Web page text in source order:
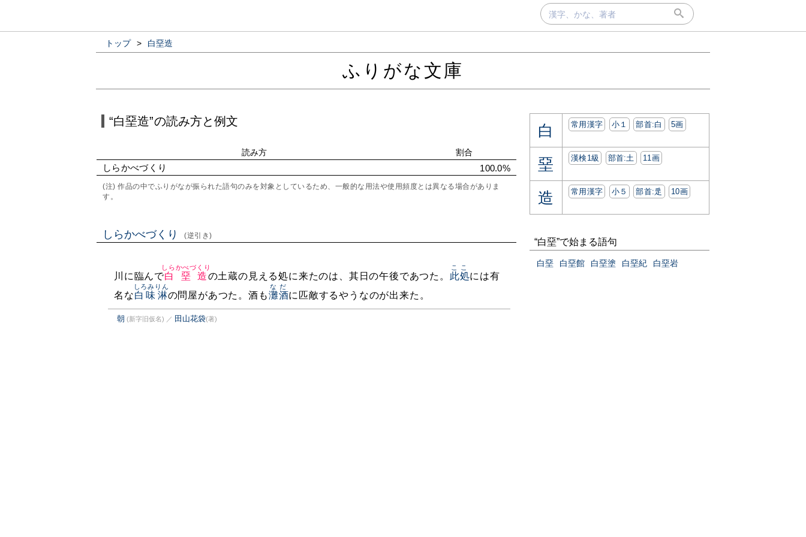
トップ > 白堊造
ふりがな文庫
“白堊造”の読み方と例文
読み方 割合
しらかべづくり 100.0%
(注) 作品の中でふりがなが振られた語句のみを対象としているため、一般的な用法や使用頻度とは異なる場合がありま
す。
しらかべづくり (逆引き)
川に臨んで白堊造
しらかべづくり
の土蔵の見える処に来たのは、其日の午後であつた。 此処
ここ
には有
名な白味淋
しろみりん
の問屋があつた。酒も灘酒
なだ
に匹敵するやうなのが出来た。
朝 (新字旧仮名) ／ 田山花袋(著)
白 常用漢字 小１ 部首:⽩ 5画
堊 漢検1級 部首:⼟ 11画
造 常用漢字 小５ 部首:⾡ 10画
“白堊”で始まる語句
白堊 白堊館 白堊塗 白堊紀 白堊岩